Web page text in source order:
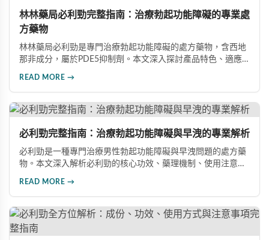
林林藥局必利勁完整指南：治療勃起功能障礙的專業處
方藥物
林林藥局必利勁是專門治療勃起功能障礙的處方藥物，含西地
那非成分，屬於PDE5抑制劑。本文深入探討產品特色、適應
READ MORE →
必利勁完整指南：治療勃起功能障礙與早洩的專業解析
必利勁是一種專門治療男性勃起功能障礙與早洩問題的處方藥
物。本文深入解析必利勁的核心功效、藥理機制、使用注意事
READ MORE →